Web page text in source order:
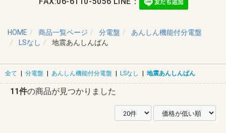
HOME 商品一覧ページ 分電盤
あんしん機能付分電盤
LSなし
地震あんしんばん
全て | 分電盤 | あんしん機能付分電盤 | LSなし | 地震あんしんばん
11件の商品が見つかりました